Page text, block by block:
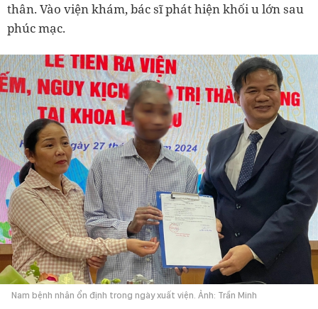
thân. Vào viện khám, bác sĩ phát hiện khối u lớn sau
phúc mạc.
Nam bệnh nhân ổn định trong ngày xuất viện. Ảnh: Trần Minh